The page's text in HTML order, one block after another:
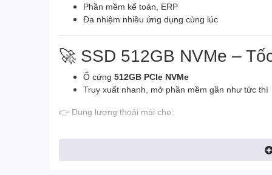
Phần mềm kế toán, ERP
Đa nhiệm nhiều ứng dụng cùng lúc
🚀 SSD 512GB NVMe –
Ổ cứng 512GB PCIe NVMe
Truy xuất nhanh, mở phần mềm gần như tức thì
👉 Dung lượng thoải mái cho: